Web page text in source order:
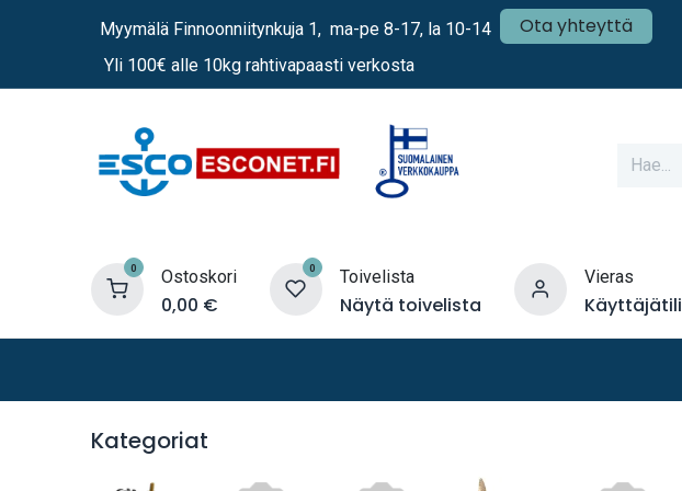
Myymälä Finnoonniitynkuja 1, ma-pe 8-17, la 10-14 Ota yhteyttä
Yli 100€ alle 10kg rahtivapaasti verkosta
0 Ostoskori
0,00 €
0 Toivelista
Näytä toivelista
Vieras
Käyttäjätili
Kategoriat